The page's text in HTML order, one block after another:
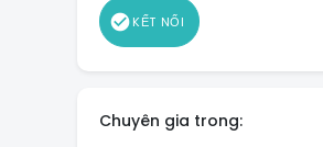
check_circleKẾT NỐI
Chuyên gia trong: